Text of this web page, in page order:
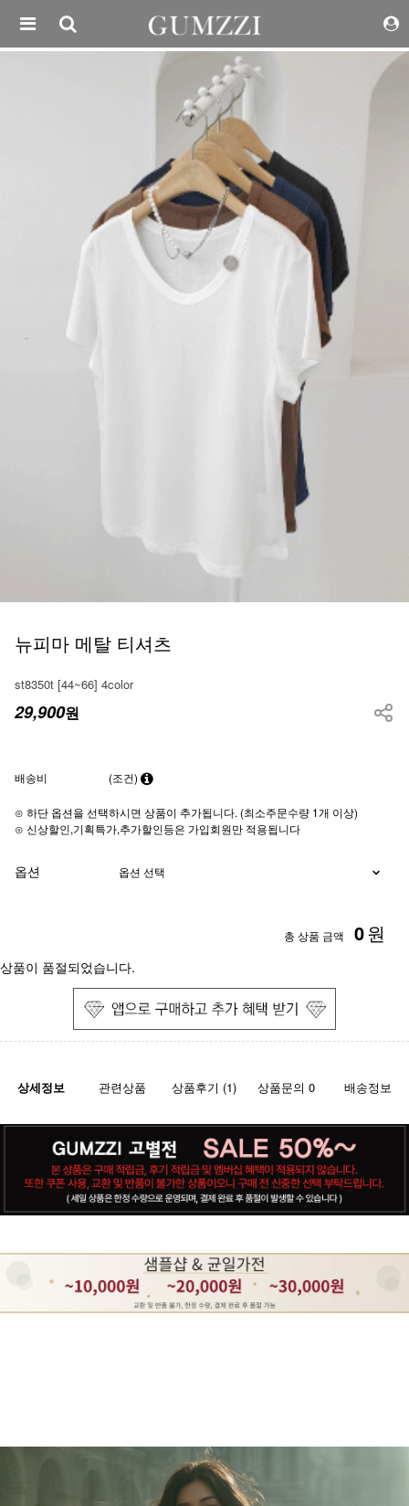
뉴피마 메탈 티셔츠
st8350t [44~66] 4color
29,900원
배송비 (조건)
⊙ 하단 옵션을 선택하시면 상품이 추가됩니다. (최소주문수량 1개 이상)
⊙ 신상할인,기획특가,추가할인등은 가입회원만 적용됩니다
옵션
총 상품 금액 0원
상품이 품절되었습니다.
상세정보 관련상품 상품후기 (1) 상품문의 0 배송정보